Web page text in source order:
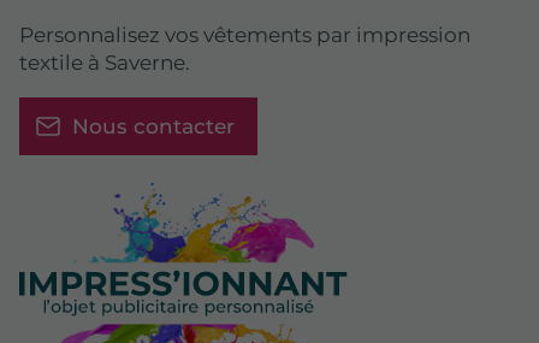
Personnalisez vos vêtements par impression
textile à Saverne.
Nous contacter